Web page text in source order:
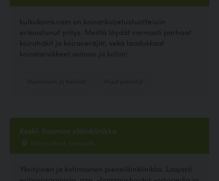
kulkukoira.com on koirankuljetustuotteisiin
erikoistunut yritys. Meiltä löydät varmasti parhaat
koirahäkit ja koiraveräjät, sekä laadukkaat
koiratarvikkeet autoon ja kotiin!
Keski-Suomen eläinklinikka
Kirrinpolku 4, Jyväskylä
Yksityinen ja kotimainen pieneläinklinikka. Laajasti